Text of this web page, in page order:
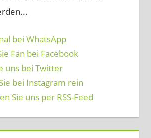
bei WhatsApp
Fan bei Facebook
uns bei Twitter
bei Instagram rein
Sie uns per RSS-Feed